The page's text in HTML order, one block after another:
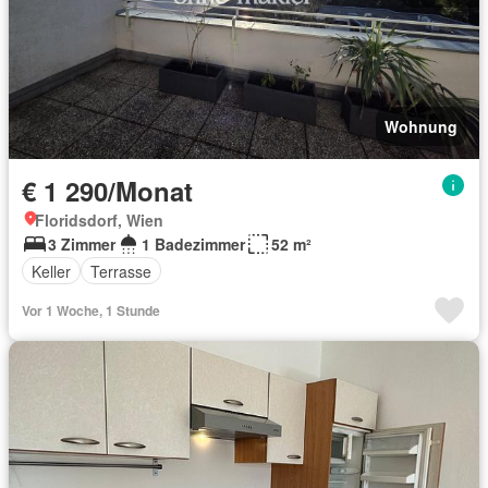
Wohnung
€ 1 290/Monat
Floridsdorf, Wien
3 Zimmer
1 Badezimmer
52 m²
Keller
Terrasse
Vor 1 Woche, 1 Stunde